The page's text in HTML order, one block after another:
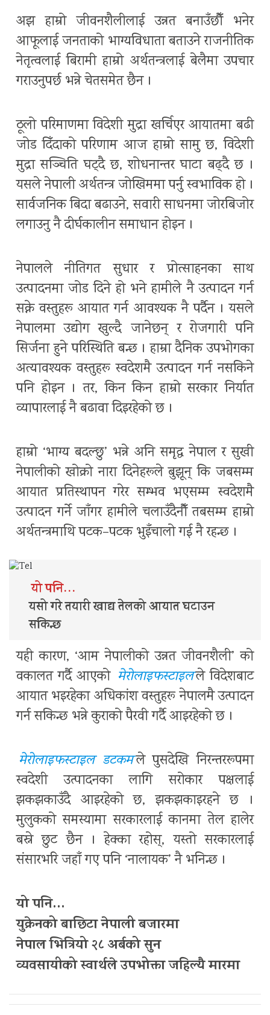
अझ हाम्रो जीवनशैलीलाई उन्नत बनाउँछौँ भनेर
आफूलाई जनताको भाग्यविधाता बताउने राजनीतिक
नेतृत्वलाई बिरामी हाम्रो अर्थतन्त्रलाई बेलैमा उपचार
गराउनुपर्छ भन्ने चेतसमेत छैन ।
ठूलो परिमाणमा विदेशी मुद्रा खर्चिएर आयातमा बढी
जोड दिँदाको परिणाम आज हाम्रो सामु छ, विदेशी
मुद्रा सञ्चिति घट्दै छ, शोधनान्तर घाटा बढ्दै छ ।
यसले नेपाली अर्थतन्त्र जोखिममा पर्नु स्वभाविक हो ।
सार्वजनिक बिदा बढाउने, सवारी साधनमा जोरबिजोर
लगाउनु नै दीर्घकालीन समाधान होइन ।
नेपालले नीतिगत सुधार र प्रोत्साहनका साथ
उत्पादनमा जोड दिने हो भने हामीले नै उत्पादन गर्न
सक्ने वस्तुहरू आयात गर्न आवश्यक नै पर्दैन । यसले
नेपालमा उद्योग खुल्दै जानेछन् र रोजगारी पनि
सिर्जना हुने परिस्थिति बन्छ । हाम्रा दैनिक उपभोगका
अत्यावश्यक वस्तुहरू स्वदेशमै उत्पादन गर्न नसकिने
पनि होइन । तर, किन किन हाम्रो सरकार निर्यात
व्यापारलाई नै बढावा दिइरहेको छ ।
हाम्रो ‘भाग्य बदल्छु’ भन्ने अनि समृद्ध नेपाल र सुखी
नेपालीको खोक्रो नारा दिनेहरूले बुझून् कि जबसम्म
आयात प्रतिस्थापन गरेर सम्भव भएसम्म स्वदेशमै
उत्पादन गर्ने जाँगर हामीले चलाउँदैनौँ तबसम्म हाम्रो
अर्थतन्त्रमाथि पटक–पटक भुइँचालो गई नै रहन्छ ।
यो पनि…
यसो गरे तयारी खाद्य तेलको आयात घटाउन
सकिन्छ
यही कारण, ‘आम नेपालीको उन्नत जीवनशैली’ को
वकालत गर्दै आएको मेरोलाइफस्टाइलले विदेशबाट
आयात भइरहेका अधिकांश वस्तुहरू नेपालमै उत्पादन
गर्न सकिन्छ भन्ने कुराको पैरवी गर्दै आइरहेको छ ।
मेरोलाइफस्टाइल डटकमले पुसदेखि निरन्तररूपमा
स्वदेशी उत्पादनका लागि सरोकार पक्षलाई
झकझकाउँदै आइरहेको छ, झकझकाइरहने छ ।
मुलुकको समस्यामा सरकारलाई कानमा तेल हालेर
बस्ने छुट छैन । हेक्का रहोस्, यस्तो सरकारलाई
संसारभरि जहाँ गए पनि ‘नालायक’ नै भनिन्छ ।
यो पनि…
युक्रेनको बाछिटा नेपाली बजारमा
नेपाल भित्रियो २८ अर्बको सुन
व्यवसायीको स्वार्थले उपभोक्ता जहिल्यै मारमा